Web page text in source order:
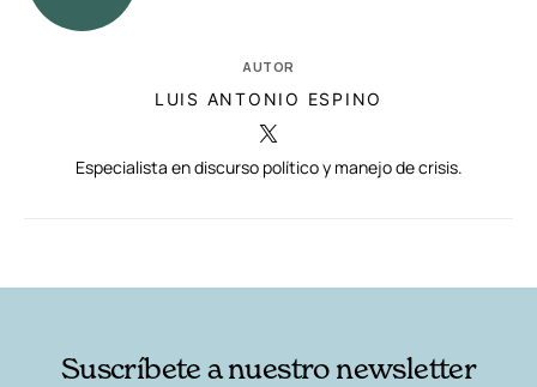
AUTOR
LUIS ANTONIO ESPINO
Especialista en discurso político y manejo de crisis.
Suscríbete a nuestro newsletter